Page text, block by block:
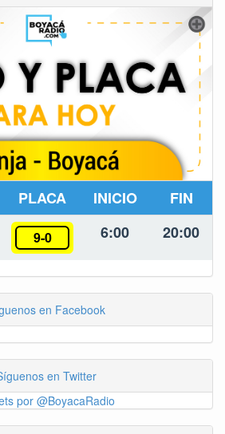
PLACA INICIO FIN
9-0 6:00 20:00
en Facebook
en Twitter
por @BoyacaRadio